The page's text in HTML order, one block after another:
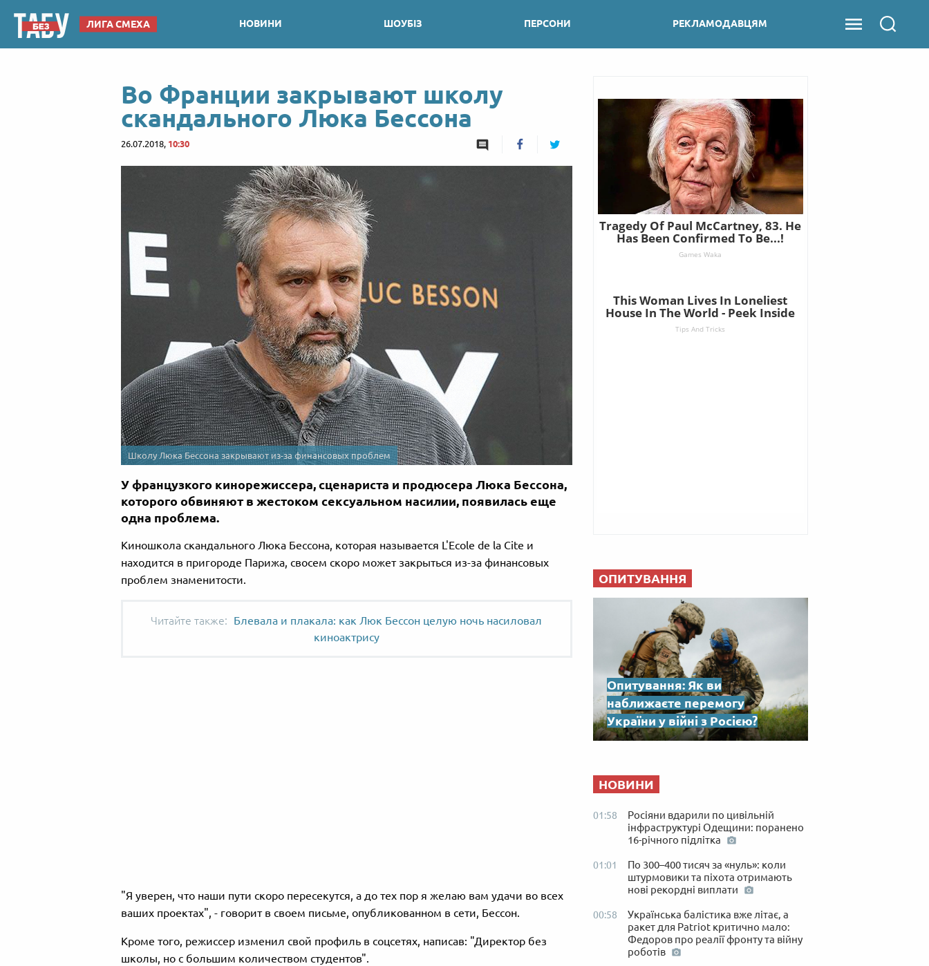
ЛИГА СМЕХА НОВИНИ ШОУБІЗ ПЕРСОНИ РЕКЛАМОДАВЦЯМ
Во Франции закрывают школу
скандального Люка Бессона
26.07.2018, 10:30
Школу Люка Бессона закрывают из-за финансовых проблем
У французкого кинорежиссера, сценариста и продюсера Люка Бессона,
которого обвиняют в жестоком сексуальном насилии, появилась еще
одна проблема.
Киношкола скандального Люка Бессона, которая называется L'Ecole de la Cite и
находится в пригороде Парижа, свосем скоро может закрыться из-за финансовых
проблем знаменитости.
Блевала и плакала: как Люк Бессон целую ночь насиловал
киноактрису
"Я уверен, что наши пути скоро пересекутся, а до тех пор я желаю вам удачи во всех
ваших проектах", - говорит в своем письме, опубликованном в сети, Бессон.
Кроме того, режиссер изменил свой профиль в соцсетях, написав: "Директор без
школы, но с большим количеством студентов".
ОПИТУВАННЯ
Опитування: Як ви
наближаєте перемогу
України у війні з Росією?
НОВИНИ
01:58
Росіяни вдарили по цивільній
інфраструктурі Одещини: поранено
16-річного підлітка
01:01
По 300–400 тисяч за «нуль»: коли
штурмовики та піхота отримають
нові рекордні виплати
00:58
Українська балістика вже літає, а
ракет для Patriot критично мало:
Федоров про реалії фронту та війну
роботів